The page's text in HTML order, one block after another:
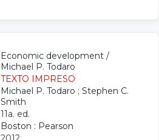
Economic development /
Michael P. Todaro
TEXTO IMPRESO
Michael P. Todaro ; Stephen C.
Smith
11a. ed.
Boston : Pearson